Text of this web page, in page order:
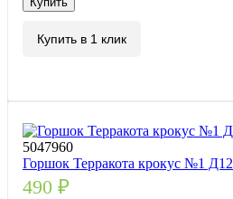
Купить в 1 клик
5047960
Горшок Терракота крокус №1 Д12
490 ₽